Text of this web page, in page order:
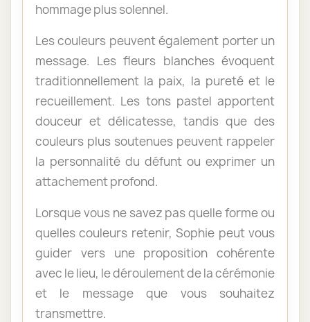
hommage plus solennel.
Les couleurs peuvent également porter un
message. Les fleurs blanches évoquent
traditionnellement la paix, la pureté et le
recueillement. Les tons pastel apportent
douceur et délicatesse, tandis que des
couleurs plus soutenues peuvent rappeler
la personnalité du défunt ou exprimer un
attachement profond.
Lorsque vous ne savez pas quelle forme ou
quelles couleurs retenir, Sophie peut vous
guider vers une proposition cohérente
avec le lieu, le déroulement de la cérémonie
et le message que vous souhaitez
transmettre.